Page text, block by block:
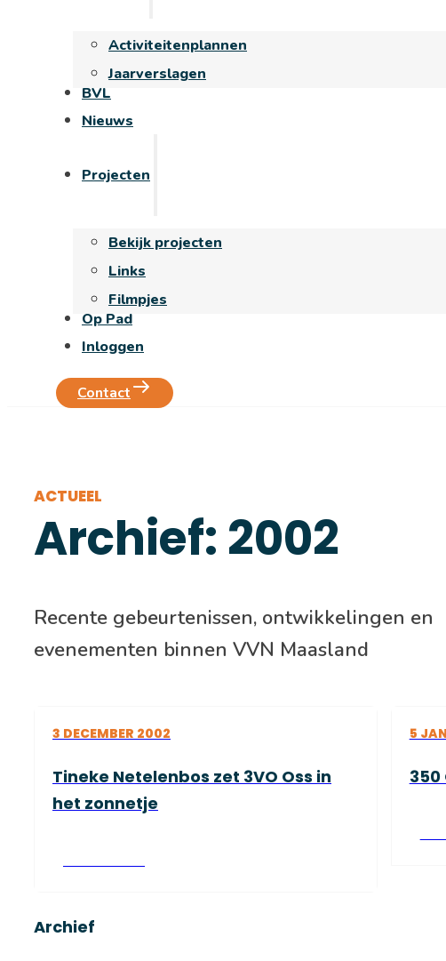
Activiteitenplannen
Jaarverslagen
BVL
Nieuws
Projecten
Bekijk projecten
Links
Filmpjes
Op Pad
Inloggen
Contact
ACTUEEL
Archief: 2002
Recente gebeurtenissen, ontwikkelingen en
evenementen binnen VVN Maasland
3 DECEMBER 2002
Tineke Netelenbos zet 3VO Oss in
het zonnetje
5
350
Archief